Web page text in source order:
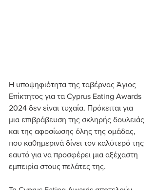
Η υποψηφιότητα της ταβέρνας Άγιος
Επίκτητος για τα Cyprus Eating Awards
2024 δεν είναι τυχαία. Πρόκειται για
μια επιβράβευση της σκληρής δουλειάς
και της αφοσίωσης όλης της ομάδας,
που καθημερινά δίνει τον καλύτερό της
εαυτό για να προσφέρει μια αξέχαστη
εμπειρία στους πελάτες της.